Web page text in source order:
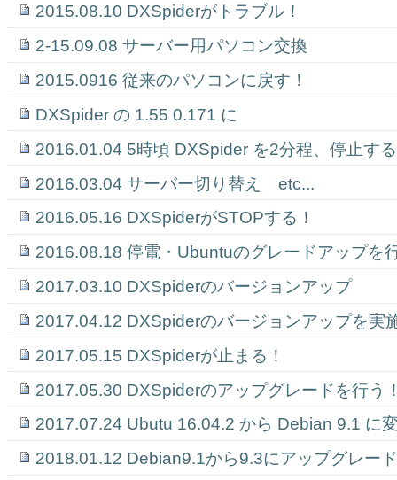
2015.08.10 DXSpiderがトラブル！
2-15.09.08 サーバー用パソコン交換
2015.0916 従来のパソコンに戻す！
DXSpider の 1.55 0.171 に
2016.01.04 5時頃 DXSpider を2分程、停止す
2016.03.04 サーバー切り替え etc...
2016.05.16 DXSpiderがSTOPする！
2016.08.18 停電・Ubuntuのグレードアップを
2017.03.10 DXSpiderのバージョンアップ
2017.04.12 DXSpiderのバージョンアップを実
2017.05.15 DXSpiderが止まる！
2017.05.30 DXSpiderのアップグレードを行う
2017.07.24 Ubutu 16.04.2 から Debian 9.1 に
2018.01.12 Debian9.1から9.3にアップグレー